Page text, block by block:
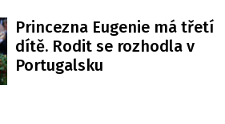
Princezna Eugenie má třetí
dítě. Rodit se rozhodla v
Portugalsku